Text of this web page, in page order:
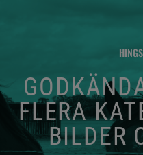
FLERA
BILDER